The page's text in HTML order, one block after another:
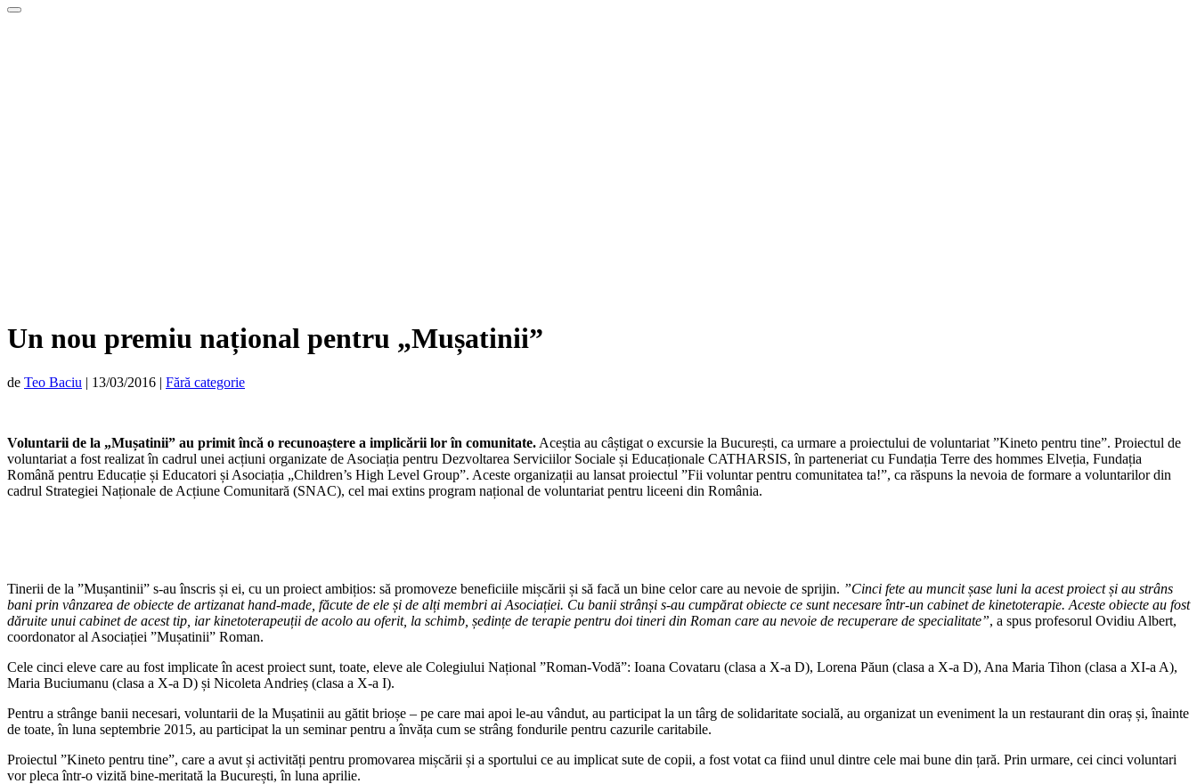
Un nou premiu național pentru „Mușatinii”
de Teo Baciu | 13/03/2016 | Fără categorie
Voluntarii de la „Mușatinii” au primit încă o recunoaștere a implicării lor în comunitate. Aceștia au câștigat o excursie la București, ca urmare a proiectului de voluntariat ”Kineto pentru tine”. Proiectul de
voluntariat a fost realizat în cadrul unei acțiuni organizate de Asociația pentru Dezvoltarea Serviciilor Sociale și Educaționale CATHARSIS, în parteneriat cu Fundația Terre des hommes Elveția, Fundația
Română pentru Educație și Educatori și Asociația „Children’s High Level Group”. Aceste organizații au lansat proiectul ”Fii voluntar pentru comunitatea ta!”, ca răspuns la nevoia de formare a voluntarilor din
cadrul Strategiei Naționale de Acțiune Comunitară (SNAC), cel mai extins program național de voluntariat pentru liceeni din România.
Tinerii de la ”Mușantinii” s-au înscris și ei, cu un proiect ambițios: să promoveze beneficiile mișcării și să facă un bine celor care au nevoie de sprijin. ”Cinci fete au muncit șase luni la acest proiect și au strâns
bani prin vânzarea de obiecte de artizanat hand-made, făcute de ele și de alți membri ai Asociației. Cu banii strânși s-au cumpărat obiecte ce sunt necesare într-un cabinet de kinetoterapie. Aceste obiecte au fost
dăruite unui cabinet de acest tip, iar kinetoterapeuții de acolo au oferit, la schimb, ședințe de terapie pentru doi tineri din Roman care au nevoie de recuperare de specialitate”, a spus profesorul Ovidiu Albert,
coordonator al Asociației ”Mușatinii” Roman.
Cele cinci eleve care au fost implicate în acest proiect sunt, toate, eleve ale Colegiului Național ”Roman-Vodă”: Ioana Covataru (clasa a X-a D), Lorena Păun (clasa a X-a D), Ana Maria Tihon (clasa a XI-a A),
Maria Buciumanu (clasa a X-a D) și Nicoleta Andrieș (clasa a X-a I).
Pentru a strânge banii necesari, voluntarii de la Mușatinii au gătit brioșe – pe care mai apoi le-au vândut, au participat la un târg de solidaritate socială, au organizat un eveniment la un restaurant din oraș și, înainte
de toate, în luna septembrie 2015, au participat la un seminar pentru a învăța cum se strâng fondurile pentru cazurile caritabile.
Proiectul ”Kineto pentru tine”, care a avut și activități pentru promovarea mișcării și a sportului ce au implicat sute de copii, a fost votat ca fiind unul dintre cele mai bune din țară. Prin urmare, cei cinci voluntari
vor pleca într-o vizită bine-meritată la București, în luna aprilie.